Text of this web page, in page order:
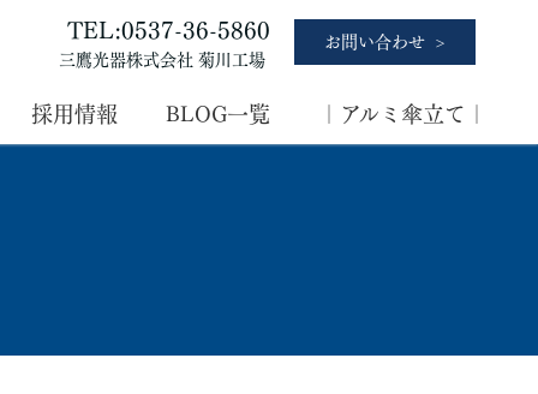
TEL:0537-36-5860
三鷹光器株式会社 菊川工場
お問い合わせ
採用情報 BLOG一覧 ｜アルミ傘立て｜